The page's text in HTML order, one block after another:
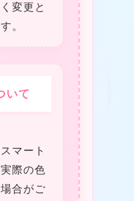
変更と
。
いて
マート
際の色
合がご
★